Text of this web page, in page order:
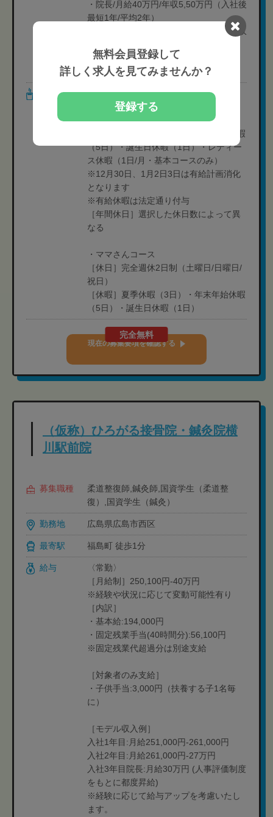
・院長/月給40万円/年収5,50万円（入社後
最短1年/平均2年）
・ブロックマネージャー/月給48万円/年収
・エリアマネージャー/月給60万円/年収
7,00万円（入社後平均4年）
休日・休暇 ・基本コース・ショートコース
［休日］月6日-月10日休み制（2027年4
月以降は月9日休み）
［休暇］夏季休暇（3日）・年末年始休暇
（5日）・誕生日休暇（1日）・レディー
ス休暇（1日/月・基本コースのみ）
※12月30日、1月2日3日は有給計画消化
となります
※有給休暇は法定通り付与
［年間休日］選択した休日数によって異
なる
・ママさんコース
［休日］完全週休2日制（土曜日/日曜日/
祝日）
［休暇］夏季休暇（3日）・年末年始休暇
（5日）・誕生日休暇（1日）
完全無料
現在の募集要項を確認する
（仮称）ひろがる接骨院・鍼灸院横
川駅前院
募集職種
柔道整復師,鍼灸師,国資学生（柔道整
復）,国資学生（鍼灸）
勤務地 広島県広島市西区
最寄駅 福島町 徒歩1分
給与
〈常勤〉
［月給制］250,100円-40万円
※経験や状況に応じて変動可能性有り
［内訳］
・基本給:194,000円
・固定残業手当(40時間分):56,100円
※固定残業代超過分は別途支給
［対象者のみ支給］
・子供手当:3,000円（扶養する子1名毎
に）
［モデル収入例］
入社1年目:月給251,000円-261,000円
入社2年目:月給261,000円-27万円
入社3年目院長:月給30万円 (人事評価制度
をもとに都度昇給)
※経験に応じて給与アップを考慮いたし
ます。
無料会員登録して
詳しく求人を見てみませんか？
登録する